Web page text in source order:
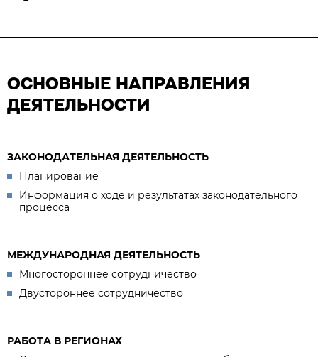
ОСНОВНЫЕ НАПРАВЛЕНИЯ
ДЕЯТЕЛЬНОСТИ
ЗАКОНОДАТЕЛЬНАЯ ДЕЯТЕЛЬНОСТЬ
Планирование
Информация о ходе и результатах законодательного
процесса
МЕЖДУНАРОДНАЯ ДЕЯТЕЛЬНОСТЬ
Многостороннее сотрудничество
Двустороннее сотрудничество
РАБОТА В РЕГИОНАХ